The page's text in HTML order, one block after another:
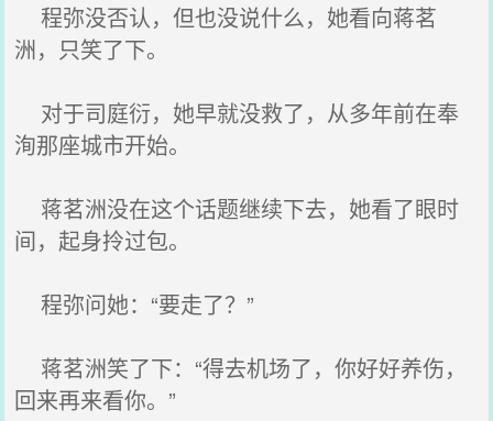
程弥没否认，但也没说什么，她看向蒋茗
洲，只笑了下。
对于司庭衍，她早就没救了，从多年前在奉
洵那座城市开始。
蒋茗洲没在这个话题继续下去，她看了眼时
间，起身拎过包。
程弥问她：“要走了？”
蒋茗洲笑了下：“得去机场了，你好好养伤，
回来再来看你。”